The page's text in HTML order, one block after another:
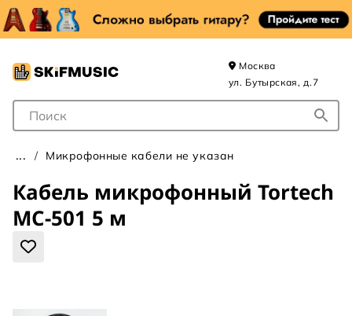
Поле для Поиска
Москва
ул. Бутырская, д.7
Микрофонные кабели не указан
Кабель микрофонный Tortech
MC-501 5 м